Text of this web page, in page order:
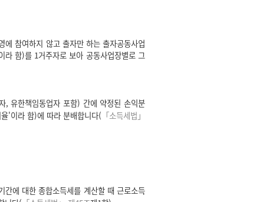
참여하지 않고 출자만 하는 출자공동사업
라 함)를 1거주자로 보아 공동사업장별로 그
, 유한책임동업자 포함) 간에 약정된 손익분
'이라 함)에 따라 분배합니다( 「소득세법」
간에 대한 종합소득세를 계산할 때 근로소득